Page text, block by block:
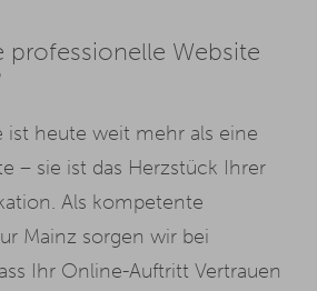
professionelle Website
ist heute weit mehr als eine
– sie ist das Herzstück Ihrer
Als kompetente
Mainz sorgen wir bei
Ihr Online-Auftritt Vertrauen